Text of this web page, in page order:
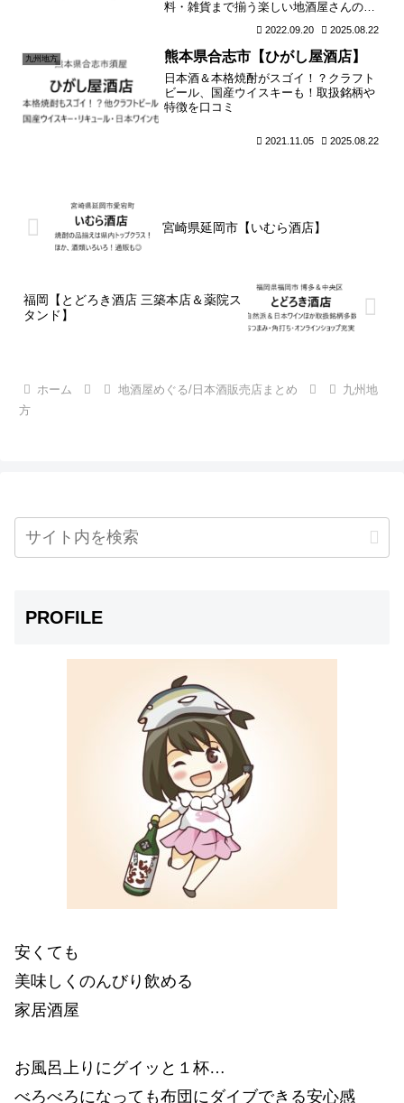
料・雑貨まで揃う楽しい地酒屋さんの紹
く、本格焼酎の品揃えもバッチリです。
うちゅうブルーイング、イチローズモル
トが入荷することもあるみ...
2022.09.20 2025.08.22
九州地方 熊本県合志市【ひがし屋酒店】
日本酒＆本格焼酎がスゴイ！？クラフト
ビール、国産ウイスキーも！取扱銘柄や
特徴を口コミ
2021.11.05 2025.08.22
宮崎県延岡市【いむら酒店】
福岡【とどろき酒店 三築本店＆薬院ス
タンド】
ホーム 地酒屋めぐる/日本酒販売店まとめ
九州地
方
PROFILE
安くても
美味しくのんびり飲める
家居酒屋
お風呂上りにグイッと１杯…
べろべろになっても布団にダイブできる安心感